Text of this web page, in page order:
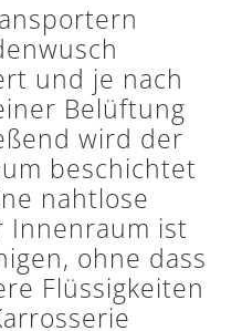
und je nach
Belüftung
wird der
beschichtet
nahtlose
Innenraum ist
ohne dass
Flüssigkeiten